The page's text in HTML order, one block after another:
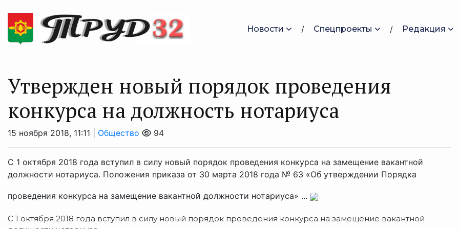
Новости Спецпроекты Редакция
Утвержден новый порядок проведения
конкурса на должность нотариуса
15 ноября 2018, 11:11 | Общество 94
С 1 октября 2018 года вступил в силу новый порядок проведения конкурса на замещение вакантной
должности нотариуса. Положения приказа от 30 марта 2018 года № 63 «Об утверждении Порядка
проведения конкурса на замещение вакантной должности нотариуса» ...
С 1 октября 2018 года вступил в силу новый порядок проведения конкурса на замещение вакантной